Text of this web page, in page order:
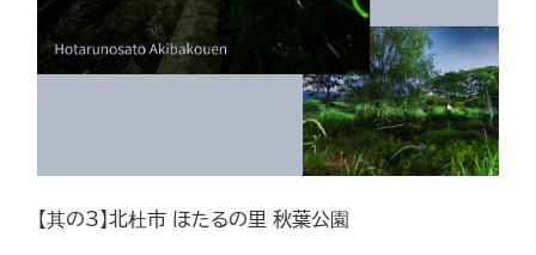
【其の3】北杜市 ほたるの里 秋葉公園